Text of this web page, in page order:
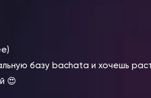
базу bachata и хочешь
😍